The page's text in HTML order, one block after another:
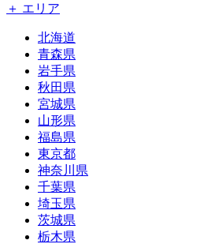
＋ エリア
北海道
青森県
岩手県
秋田県
宮城県
山形県
福島県
東京都
神奈川県
千葉県
埼玉県
茨城県
栃木県